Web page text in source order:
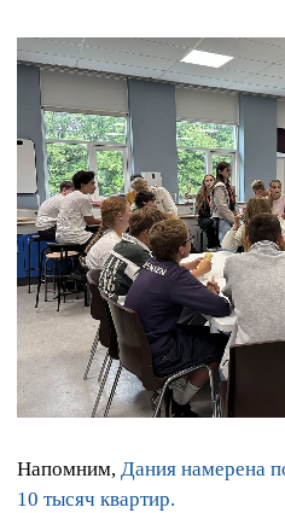
Напомним, Дания намерена
10 тысяч квартир.